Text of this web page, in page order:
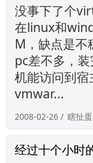
没事下了个
在linux和
M，缺点是
pc差不多，
机能访问到
vmwar...
2008-02-26 / 瞎扯蛋
经过十个小时